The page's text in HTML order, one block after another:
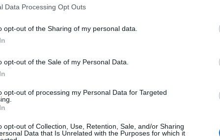
Data Processing Opt Outs
opt-out of the Sharing of my personal data.
opt-out of the Sale of my Personal Data.
opt-out of processing my Personal Data for Targeted
opt-out of Collection, Use, Retention, Sale, and/or Sharing
Data that Is Unrelated with the Purposes for which it